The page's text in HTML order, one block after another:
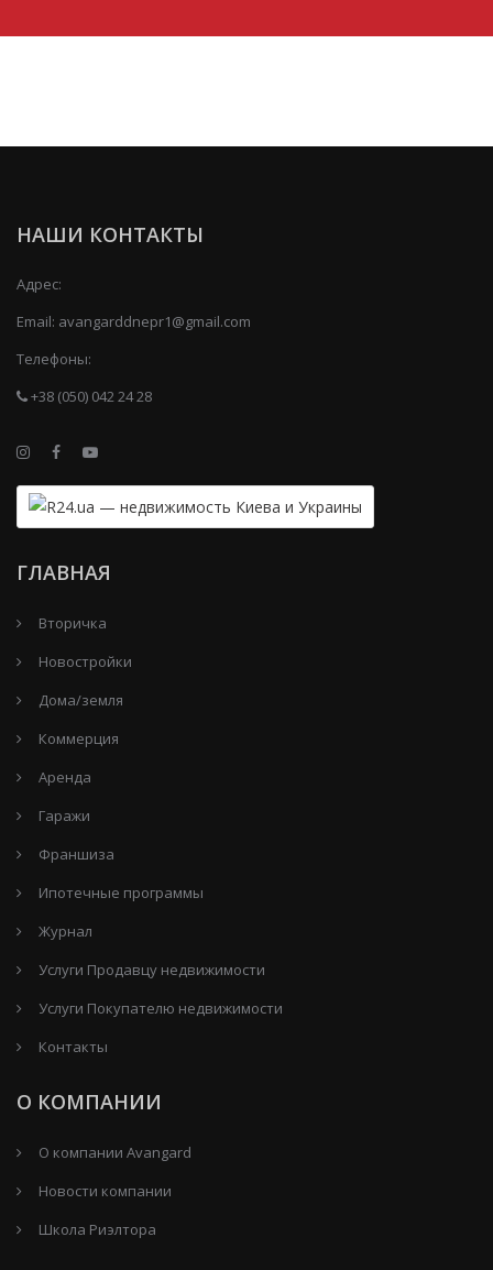
НАШИ КОНТАКТЫ
Адрес:
Email: avangarddnepr1@gmail.com
Телефоны:
+38 (050) 042 24 28
ГЛАВНАЯ
Вторичка
Новостройки
Дома/земля
Коммерция
Аренда
Гаражи
Франшиза
Ипотечные программы
Журнал
Услуги Продавцу недвижимости
Услуги Покупателю недвижимости
Контакты
О КОМПАНИИ
О компании Avangard
Новости компании
Школа Риэлтора